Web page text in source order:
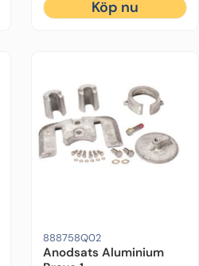
Köp nu
888758Q02
Anodsats Aluminium